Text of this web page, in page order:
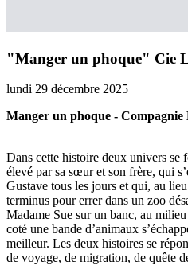
"Manger un phoque" Cie
lundi 29 décembre 2025
Manger un phoque - Compagnie
Dans cette histoire deux univers se
élevé par sa sœur et son frère, qui
Gustave tous les jours et qui, au
terminus pour errer dans un zoo
Madame Sue sur un banc, au
coté une bande d’animaux
meilleur. Les deux histoires se
de voyage, de migration, de quête